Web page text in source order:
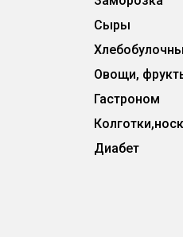
Сыры
Овощи,
Гастроном
Диабет